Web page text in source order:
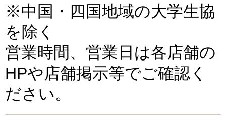
※中国・四国地域の大学生協
を除く
営業時間、営業日は各店舗の
HPや店舗掲示等でご確認く
ださい。